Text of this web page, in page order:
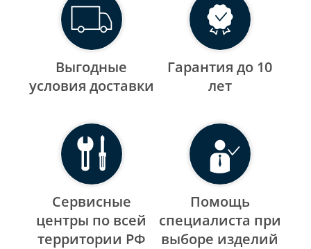
Выгодные
уcловия доставки
Гарантия до 10
лет
Сервисные
центры по всей
территории РФ
Помощь
специалиста при
выборе изделий